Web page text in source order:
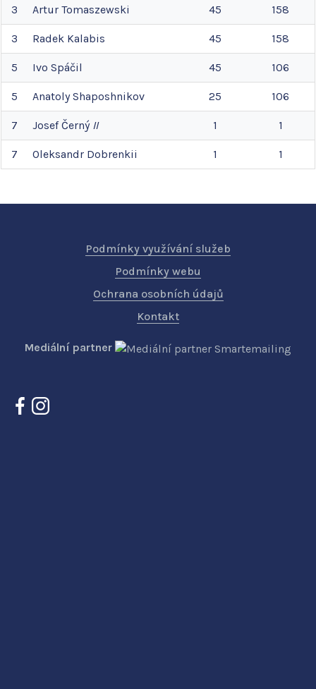
3 Artur Tomaszewski 45 158
3 Radek Kalabis 45 158
5 Ivo Spáčil 45 106
5 Anatoly Shaposhnikov 25 106
7 Josef Černý II 1 1
7 Oleksandr Dobrenkii 1 1
Podmínky využívání služeb
Podmínky webu
Ochrana osobních údajů
Kontakt
Mediální partner